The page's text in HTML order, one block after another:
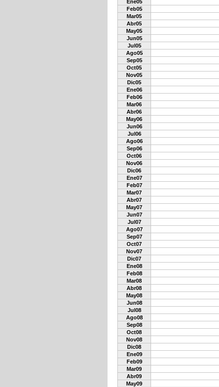
Ene05
Feb05
Mar05
Abr05
May05
Jun05
Jul05
Ago05
Sep05
Oct05
Nov05
Dic05
Ene06
Feb06
Mar06
Abr06
May06
Jun06
Jul06
Ago06
Sep06
Oct06
Nov06
Dic06
Ene07
Feb07
Mar07
Abr07
May07
Jun07
Jul07
Ago07
Sep07
Oct07
Nov07
Dic07
Ene08
Feb08
Mar08
Abr08
May08
Jun08
Jul08
Ago08
Sep08
Oct08
Nov08
Dic08
Ene09
Feb09
Mar09
Abr09
May09